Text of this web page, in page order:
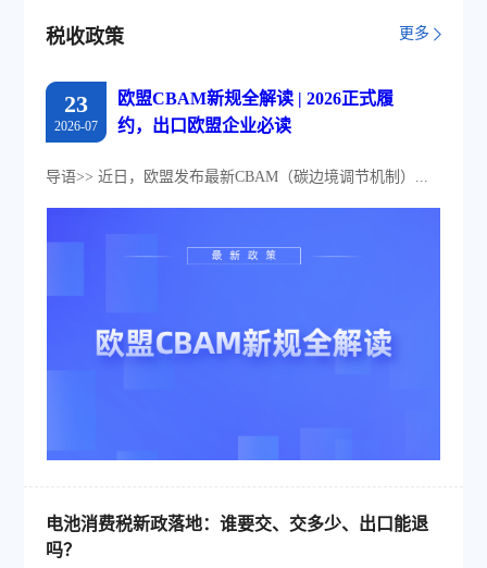
税收政策 更多
23
2026-07
欧盟CBAM新规全解读 | 2026正式履
约，出口欧盟企业必读
导语>> 近日，欧盟发布最新CBAM（碳边境调节机制）...
电池消费税新政落地：谁要交、交多少、出口能退
吗？